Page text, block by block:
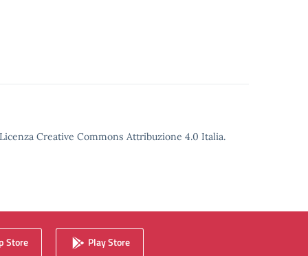
Creative Commons Attribuzione 4.0 Italia.
Store Play Store